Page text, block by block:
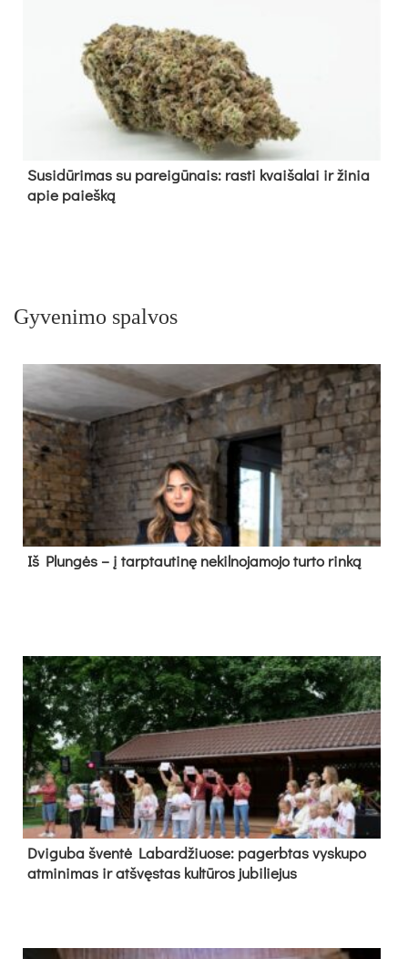
Su­si­dū­ri­mas su pa­rei­gū­nais: ras­ti kvai­ša­lai ir ži­nia
apie paieš­ką
Gyvenimo spalvos
Iš Plungės – į tarptautinę nekilnojamojo turto rinką
Dvi­gu­ba šven­tė La­bar­džiuo­se: pa­gerb­tas vys­ku­po
at­mi­ni­mas ir at­švęs­tas kul­tū­ros ju­bi­lie­jus